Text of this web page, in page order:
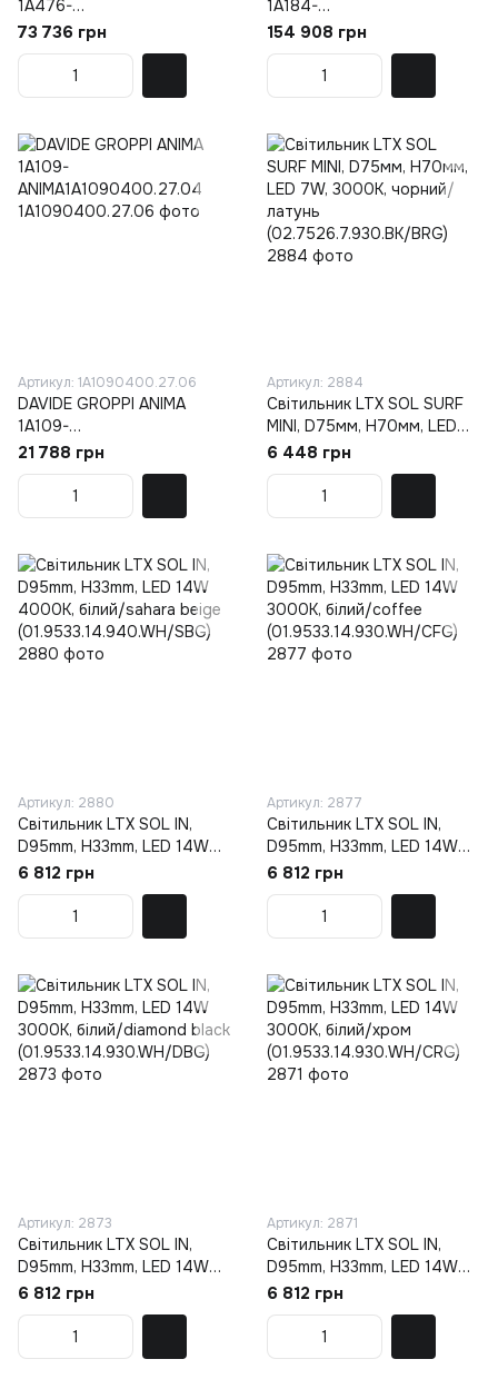
1A476-
STOP1A4760100.27.04
73 736 грн
1A184-
BANNER1A1840300.27.04
154 908 грн
Артикул: 1A1090400.27.06
DAVIDE GROPPI ANIMA
1A109-
ANIMA1A1090400.27.04
21 788 грн
Артикул: 2884
Світильник LTX SOL SURF
MINI, D75мм, H70мм, LED
7W, 3000K, чорний/латунь
(02.7526.7.930.BK/BRG)
6 448 грн
Артикул: 2880
Світильник LTX SOL IN,
D95mm, H33mm, LED 14W
4000K, білий/sahara beige
(01.9533.14.940.WH/SBG)
6 812 грн
Артикул: 2877
Світильник LTX SOL IN,
D95mm, H33mm, LED 14W
3000K, білий/coffee
(01.9533.14.930.WH/CFG)
6 812 грн
Артикул: 2873
Світильник LTX SOL IN,
D95mm, H33mm, LED 14W
3000K, білий/diamond black
(01.9533.14.930.WH/DBG)
6 812 грн
Артикул: 2871
Світильник LTX SOL IN,
D95mm, H33mm, LED 14W
3000K, білий/хром
(01.9533.14.930.WH/CRG)
6 812 грн